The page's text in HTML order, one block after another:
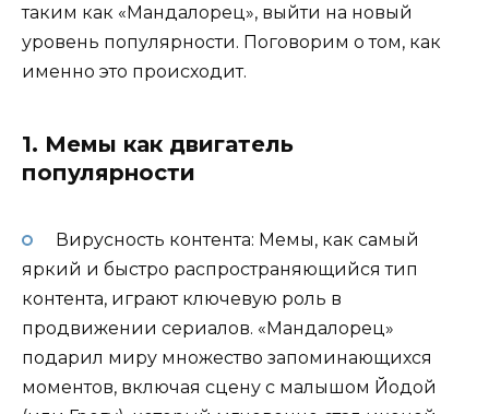
таким как «Мандалорец», выйти на новый
уровень популярности. Поговорим о том, как
именно это происходит.
1. Мемы как двигатель
популярности
Вирусность контента: Мемы, как самый
яркий и быстро распространяющийся тип
контента, играют ключевую роль в
продвижении сериалов. «Мандалорец»
подарил миру множество запоминающихся
моментов, включая сцену с малышом Йодой